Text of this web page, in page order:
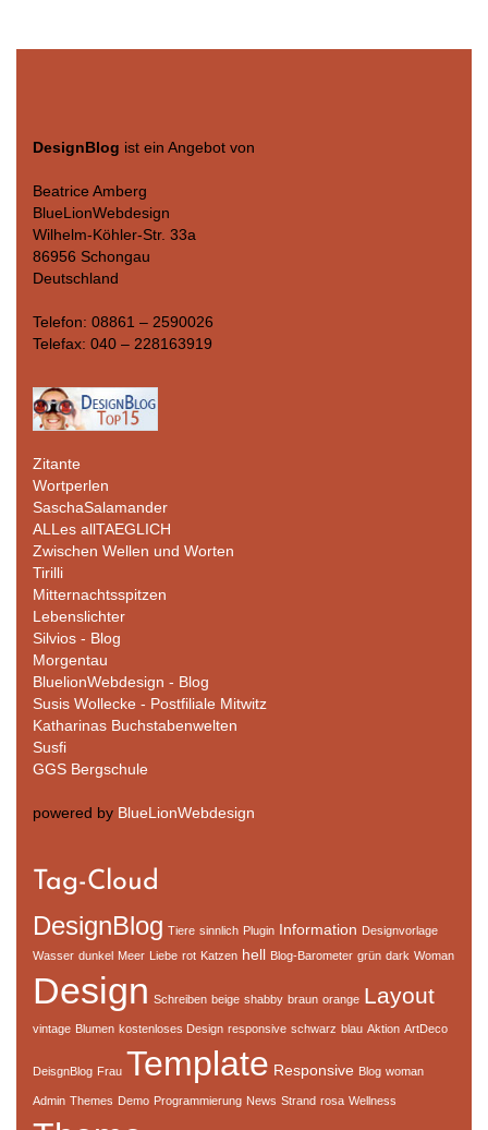
DesignBlog ist ein Angebot von
Beatrice Amberg
BlueLionWebdesign
Wilhelm-Köhler-Str. 33a
86956 Schongau
Deutschland
Telefon: 08861 – 2590026
Telefax: 040 – 228163919
Zitante
Wortperlen
SaschaSalamander
ALLes allTAEGLICH
Zwischen Wellen und Worten
Tirilli
Mitternachtsspitzen
Lebenslichter
Silvios - Blog
Morgentau
BluelionWebdesign - Blog
Susis Wollecke - Postfiliale Mitwitz
Katharinas Buchstabenwelten
Susfi
GGS Bergschule
powered by BlueLionWebdesign
Tag-Cloud
DesignBlog Tiere sinnlich Plugin Information Designvorlage
Wasser dunkel Meer Liebe rot Katzen hell Blog-Barometer grün dark Woman
Design Schreiben beige shabby braun orange Layout
vintage Blumen kostenloses Design responsive schwarz blau Aktion ArtDeco
DeisgnBlog Frau Template Responsive Blog woman
Admin Themes Demo Programmierung News Strand rosa Wellness